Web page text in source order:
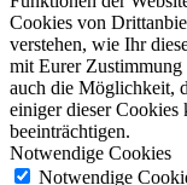
Cookies von
verstehen, wie Ihr
mit Eurer
auch die Möglichkeit,
einiger dieser Cookies
beeinträchtigen.
Notwendige Cookies
Notwendige